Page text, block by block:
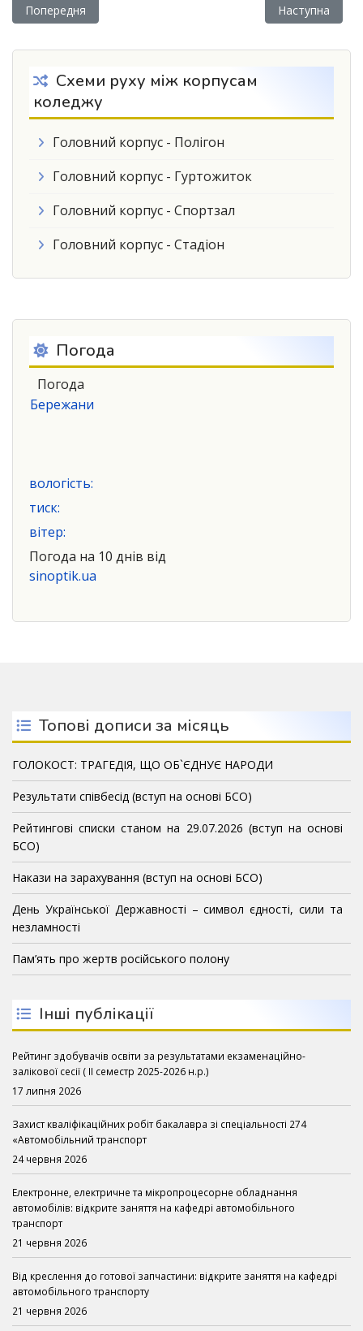
Попередня стаття: День вишиванки і день родини у
Попередня Наступна
Наступна
Схеми руху між корпусам
коледжу
Головний корпус - Полігон
Головний корпус - Гуртожиток
Головний корпус - Спортзал
Головний корпус - Стадіон
Погода
Погода
Бережани
вологість:
тиск:
вітер:
Погода на 10 днів від
sinoptik.ua
Топові дописи за місяць
ГОЛОКОСТ: ТРАГЕДІЯ, ЩО ОБ`ЄДНУЄ НАРОДИ
Результати співбесід (вступ на основі БСО)
Рейтингові списки станом на 29.07.2026 (вступ на основі
БСО)
Накази на зарахування (вступ на основі БСО)
День Української Державності – символ єдності, сили та
незламності
Пам’ять про жертв російського полону
Інші публікації
Рейтинг здобувачів освіти за результатами екзаменаційно-
залікової сесії ( ІІ семестр 2025-2026 н.р.)
17 липня 2026
Захист кваліфікаційних робіт бакалавра зі спеціальності 274
«Автомобільний транспорт
24 червня 2026
Електронне, електричне та мікропроцесорне обладнання
автомобілів: відкрите заняття на кафедрі автомобільного
транспорт
21 червня 2026
Від креслення до готової запчастини: відкрите заняття на кафедрі
автомобільного транспорту
21 червня 2026